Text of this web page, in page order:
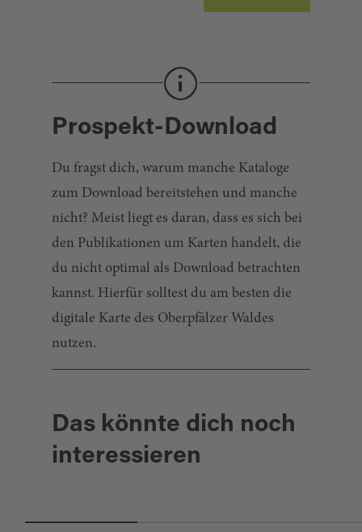
Prospekt-Download
Du fragst dich, warum manche Kataloge
zum Download bereitstehen und manche
nicht? Meist liegt es daran, dass es sich bei
den Publikationen um Karten handelt, die
du nicht optimal als Download betrachten
kannst. Hierfür solltest du am besten die
digitale Karte des Oberpfälzer Waldes
nutzen.
Das könnte dich noch
interessieren